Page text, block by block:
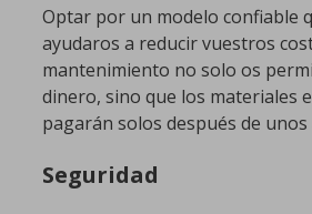
Optar por un modelo confiable
ayudaros a reducir vuestros
mantenimiento no solo os
dinero, sino que los materiales
pagarán solos después de unos
Seguridad